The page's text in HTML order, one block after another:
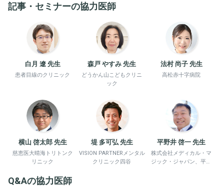
記事・セミナーの協力医師
白月 遼 先生
患者目線のクリニック
森戸 やすみ 先生
どうかん山こどもクリニ
ック
法村 尚子 先生
高松赤十字病院
横山 啓太郎 先生
慈恵医大晴海トリトンク
リニック
堤 多可弘 先生
VISION PARTNERメンタル
クリニック四谷
平野井 啓一 先生
株式会社メディカル・マ
ジック・ジャパン、平野
Q&Aの協力医師